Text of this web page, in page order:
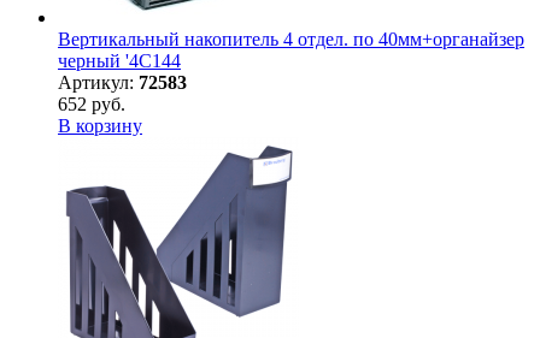
Вертикальный накопитель 4 отдел. по 40мм+органайзер
черный '4C144
Артикул: 72583
652 руб.
В корзину